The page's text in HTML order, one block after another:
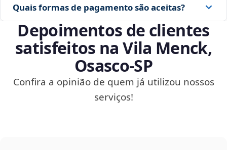
Quais formas de pagamento são aceitas?
Depoimentos de clientes
satisfeitos na Vila Menck,
Osasco‑SP
Confira a opinião de quem já utilizou nossos
serviços!